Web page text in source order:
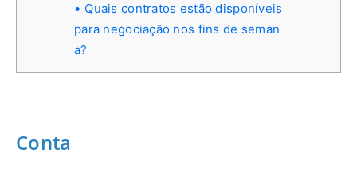
Quais contratos estão disponíveis
para negociação nos fins de seman
a?
Conta